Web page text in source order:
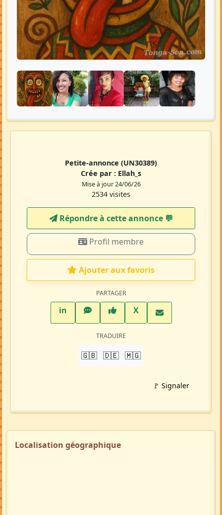
Petite-annonce (UN30389)
Crée par : Ellah_s
Mise à jour 24/06/26
2534 visites
Répondre à cette annonce 💬​
Profil membre
Ajouter aux favoris
PARTAGER
inLinkedInWhatsAppFacebook
XTwitter X
TRADUIRE
🇬🇧 🇩🇪 🇲🇬
🚩 Signaler
Localisation géographique